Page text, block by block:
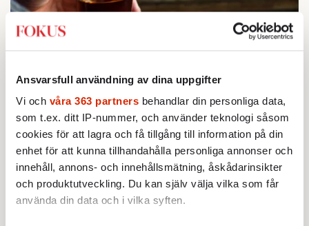
Ansvarsfull användning av dina uppgifter
Vi och våra 363 partners behandlar din personliga data,
som t.ex. ditt IP-nummer, och använder teknologi såsom
cookies för att lagra och få tillgång till information på din
enhet för att kunna tillhandahålla personliga annonser och
innehåll, annons- och innehållsmätning, åskådarinsikter
och produktutveckling. Du kan själv välja vilka som får
använda din data och i vilka syften.
ursprungsbefolkningen i Filipstad
BOKRECENSION
2.Den röda tråden som brast
Av: Gustaf Lewander
KRÖNIKA
3.Frans Wachtmeister:Ja, AC är ett hot mot den
franska civilisationen
KRÖNIKA
4.Nina Lekander:På ”Kommunisthögskolan” drömde
alla om att vara arbetarklass